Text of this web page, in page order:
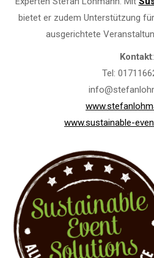
bietet er zudem Unterstützung
ausgerichtete
Kontakt:
Tel:
www.sustainable-